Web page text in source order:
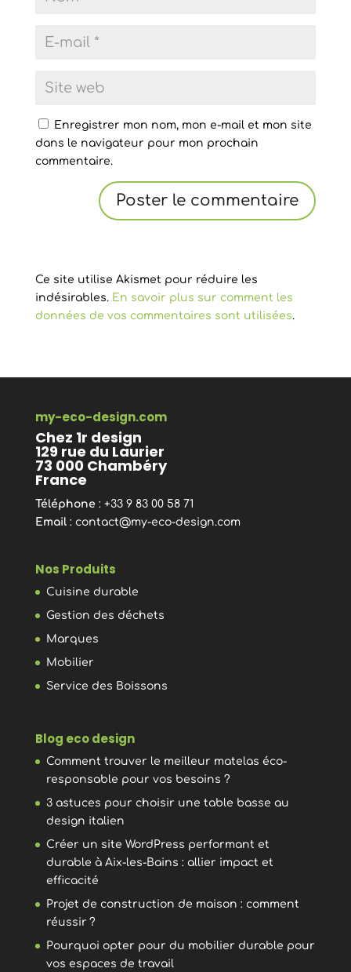
Enregistrer mon nom, mon e-mail et mon site
dans le navigateur pour mon prochain
commentaire.
Ce site utilise Akismet pour réduire les
indésirables. En savoir plus sur comment les
données de vos commentaires sont utilisées.
my-eco-design.com
Chez 1r design
129 rue du Laurier
73 000 Chambéry
France
Téléphone : +33 9 83 00 58 71
Email: contact@my-eco-design.com
Nos Produits
Cuisine durable
Gestion des déchets
Marques
Mobilier
Service des Boissons
Blog eco design
Comment trouver le meilleur matelas éco-
responsable pour vos besoins ?
3 astuces pour choisir une table basse au
design italien
Créer un site WordPress performant et
durable à Aix-les-Bains : allier impact et
efficacité
Projet de construction de maison : comment
réussir ?
Pourquoi opter pour du mobilier durable pour
vos espaces de travail